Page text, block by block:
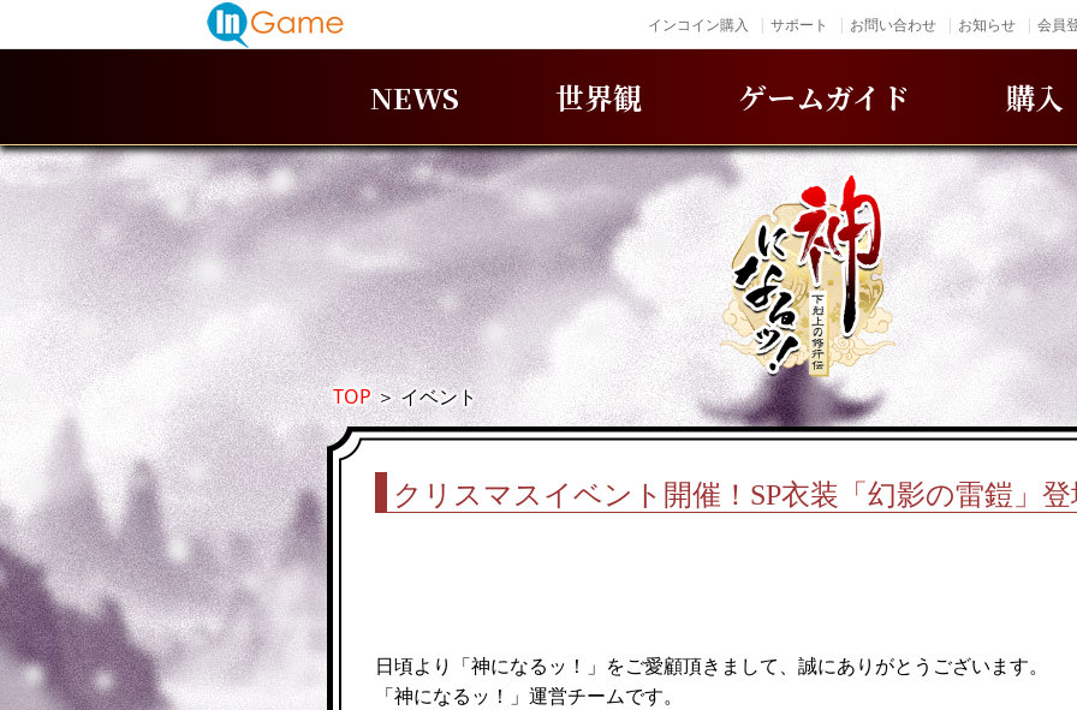
インコイン購入 サポート お問い合わせ お知らせ 会員
NEWS 世界観 ゲームガイド 購入
TOP＞イベント
クリスマスイベント開催！SP衣装「幻影の雷鎧」
日頃より「神になるッ！」をご愛顧頂きまして、誠にありがとうございます。
「神になるッ！」運営チームです。